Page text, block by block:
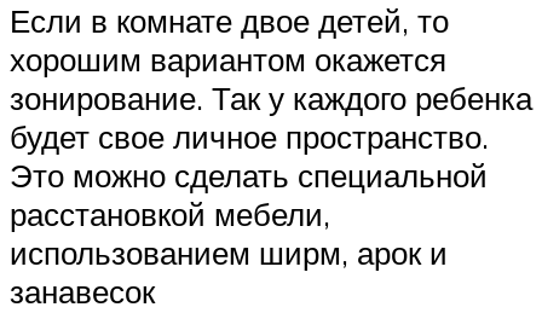
Если в комнате двое детей, то
хорошим вариантом окажется
зонирование. Так у каждого ребенка
будет свое личное пространство.
Это можно сделать специальной
расстановкой мебели,
использованием ширм, арок и
занавесок